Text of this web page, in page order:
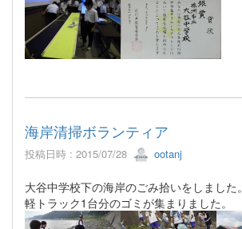
海岸清掃ボランティア
投稿日時 : 2015/07/28 ootanj
大谷中学校下の海岸のごみ拾いをしました。
軽トラック1台分のゴミが集まりました。